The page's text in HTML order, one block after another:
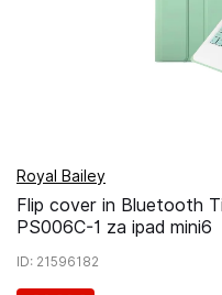
Royal Bailey
Flip cover in Bluetooth
PS006C-1 za ipad mini6
ID: 21596182